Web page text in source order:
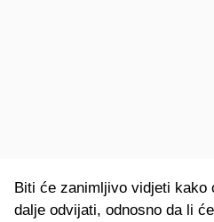
Biti će zanimljivo vidjeti kako
dalje odvijati, odnosno da li